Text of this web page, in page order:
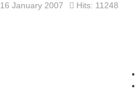
16 January 2007
Hits: 11248